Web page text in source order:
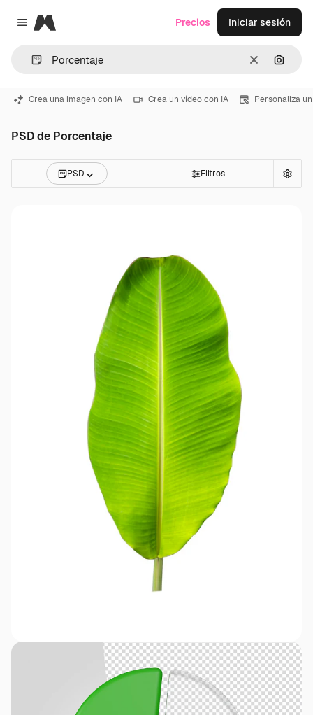
Close menu
Magnific
Borrar
Precios Iniciar sesión
Crea una imagen con IA Crea un vídeo con IA Personaliza
PSD de Porcentaje
PSD Filtros